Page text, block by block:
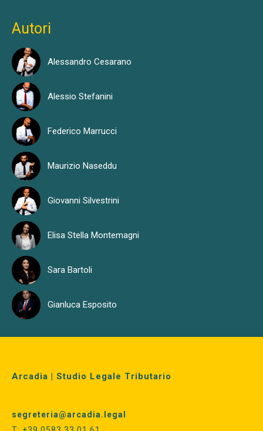
Autori
Alessandro Cesarano
Alessio Stefanini
Federico Marrucci
Maurizio Naseddu
Giovanni Silvestrini
Elisa Stella Montemagni
Sara Bartoli
Gianluca Esposito
Arcadia | Studio Legale Tributario
segreteria@arcadia.legal